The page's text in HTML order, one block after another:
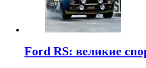
Ford RS: великие